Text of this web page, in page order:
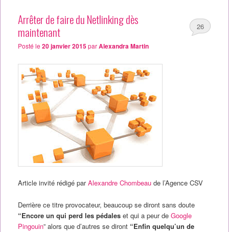
Arrêter de faire du Netlinking dès
maintenant
Posté le 20 janvier 2015parAlexandra Martin
26
Article invité rédigé parAlexandre Chombeaude l’Agence CSV
Derrière ce titre provocateur, beaucoup se diront sans doute
“Encore un qui perd les pédaleset qui a peur de Google
Pingouin” alors que d’autres se diront “Enfin quelqu’un de